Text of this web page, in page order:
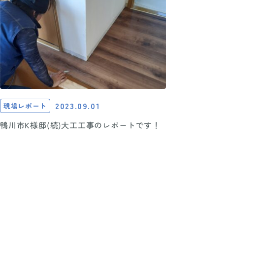
現場レポート 2023.09.01
鴨川市K様邸(続)大工工事のレポートです！